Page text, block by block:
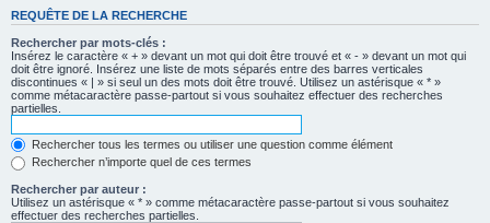
REQUÊTE DE LA RECHERCHE
Rechercher par mots-clés :
Insérez le caractère « + » devant un mot qui doit être trouvé et « - » devant un mot qui
doit être ignoré. Insérez une liste de mots séparés entre des barres verticales
discontinues « | » si seul un des mots doit être trouvé. Utilisez un astérisque « * »
comme métacaractère passe-partout si vous souhaitez effectuer des recherches
partielles.
Rechercher tous les termes ou utiliser une question comme élément
Rechercher n’importe quel de ces termes
Rechercher par auteur :
Utilisez un astérisque « * » comme métacaractère passe-partout si vous souhaitez
effectuer des recherches partielles.